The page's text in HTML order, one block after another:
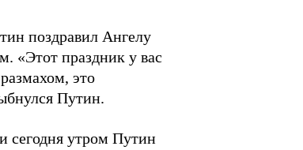
поздравил Ангелу
«Этот праздник у вас
это
Путин.
сегодня утром Путин